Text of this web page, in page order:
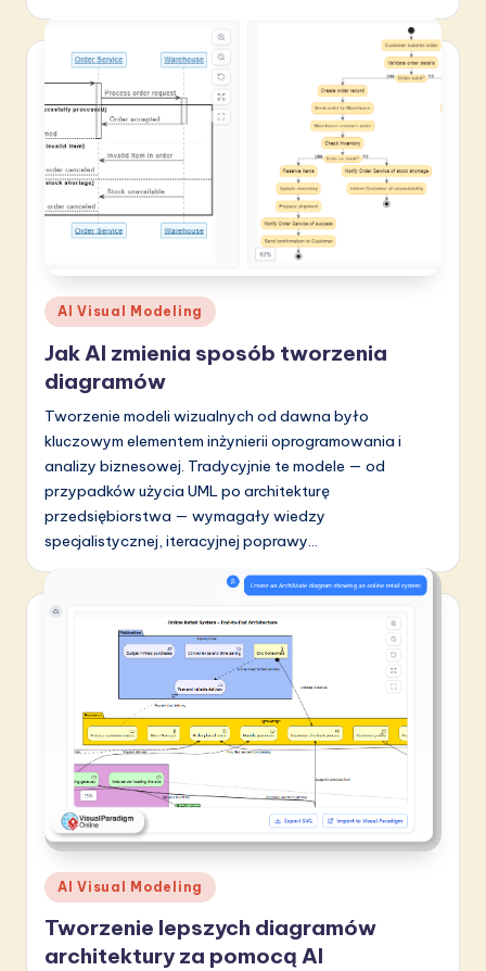
Posted
in
AI Visual Modeling
Jak AI zmienia sposób tworzenia
diagramów
Tworzenie modeli wizualnych od dawna było
kluczowym elementem inżynierii oprogramowania i
analizy biznesowej. Tradycyjnie te modele — od
przypadków użycia UML po architekturę
przedsiębiorstwa — wymagały wiedzy
specjalistycznej, iteracyjnej poprawy…
Posted
in
AI Visual Modeling
Tworzenie lepszych diagramów
architektury za pomocą AI